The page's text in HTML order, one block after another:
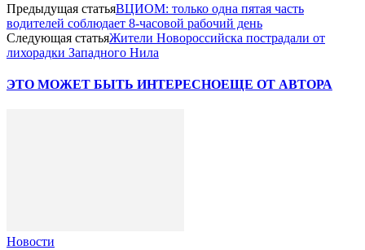
Предыдущая статьяВЦИОМ: только одна пятая часть
водителей соблюдает 8-часовой рабочий день
Следующая статьяЖители Новороссийска пострадали от
лихорадки Западного Нила
ЭТО МОЖЕТ БЫТЬ ИНТЕРЕСНОЕЩЕ ОТ АВТОРА
Новости